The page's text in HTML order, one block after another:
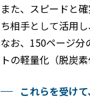
また、スピードと
ち相手として活用
なお、150ページ分
トの軽量化（脱炭
これらを受け